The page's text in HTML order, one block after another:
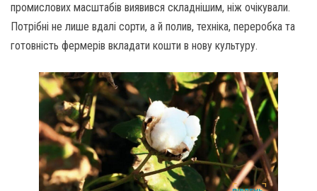
промислових масштабів виявився складнішим, ніж очікували.
Потрібні не лише вдалі сорти, а й полив, техніка, переробка та
готовність фермерів вкладати кошти в нову культуру.